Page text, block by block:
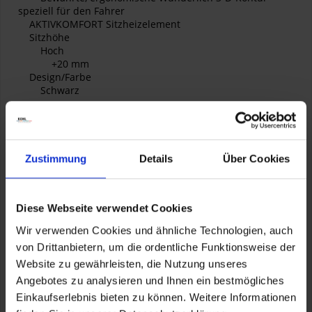
Zustimmung Details Über Cookies
Diese Webseite verwendet Cookies
Wir verwenden Cookies und ähnliche Technologien, auch
von Drittanbietern, um die ordentliche Funktionsweise der
Website zu gewährleisten, die Nutzung unseres
Angebotes zu analysieren und Ihnen ein bestmögliches
Einkaufserlebnis bieten zu können. Weitere Informationen
speziell für den Fahrer
AKTIVKOMFORT Sitzheizelement
Sitzhöhe
Hoch
+20 mm
Design/Farbe
Schwarz
Ihre Wunderlich Vorteile
Wunderlich Premium Produkt. Kleine Serien. Von Hand
gemacht.
Wunderlich Design. Integriert und funktional.
Wunderlich. Riding 365.
ThermoPro Technologie
Unternehmenszentrale
Wunderlich 60/5
60 Tage Rückgaberecht – Testen ohne Risiko!
Plus 5 Jahre Garantie.
Wunderlich AKTIVKOMFORT Sitzbänke: Ergonomie und